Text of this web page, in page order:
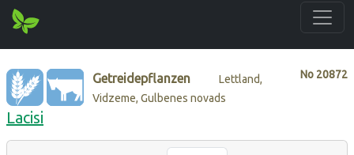
No 20872
Getreidepflanzen
Lettland,
Vidzeme, Gulbenes novads
Lacisi